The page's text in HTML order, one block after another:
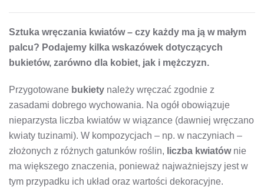
Sztuka wręczania kwiatów – czy każdy ma ją w małym
palcu? Podajemy kilka wskazówek dotyczących
bukietów, zarówno dla kobiet, jak i mężczyzn.
Przygotowane bukiety należy wręczać zgodnie z
zasadami dobrego wychowania. Na ogół obowiązuje
nieparzysta liczba kwiatów w wiązance (dawniej wręczano
kwiaty tuzinami). W kompozycjach – np. w naczyniach –
złożonych z różnych gatunków roślin, liczba kwiatównie
ma większego znaczenia, ponieważ najważniejszy jest w
tym przypadku ich układ oraz wartości dekoracyjne.